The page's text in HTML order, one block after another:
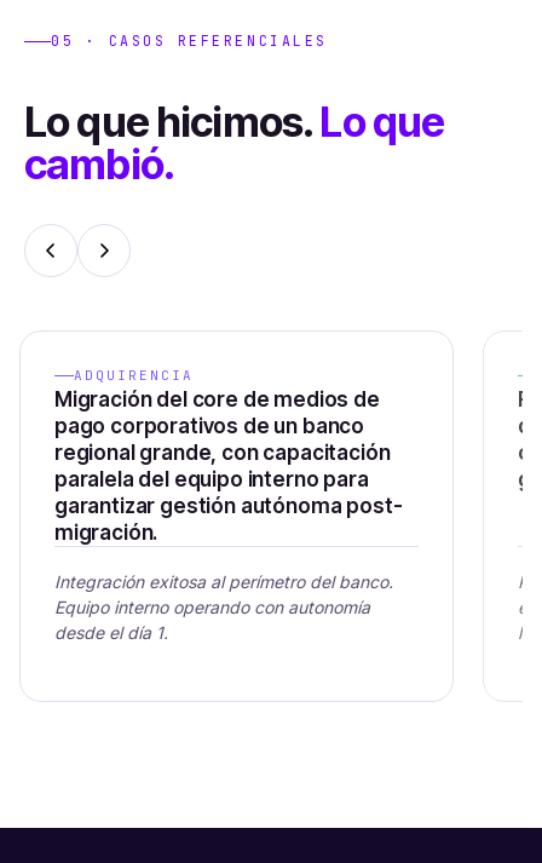
05 · CASOS REFERENCIALES
Lo que hicimos.Lo que
cambió.
ADQUIRENCIA
Migración del core de medios de
pago corporativos de un banco
regional grande, con capacitación
paralela del equipo interno para
garantizar gestión autónoma post-
migración.
Integración exitosa al perímetro del banco.
Equipo interno operando con autonomía
desde el día 1.
la